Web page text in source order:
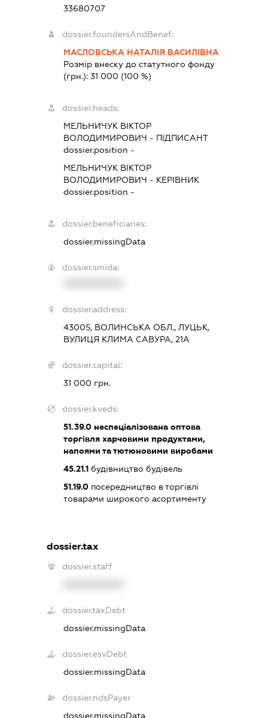
33680707
dossier.foundersAndBenef:
МАСЛОВСЬКА НАТАЛІЯ ВАСИЛІВНА
Розмір внеску до статутного фонду
(грн.):31 000 (100 %)
dossier.heads:
МЕЛЬНИЧУК ВІКТОР
ВОЛОДИМИРОВИЧ - ПІДПИСАНТ
dossier.position -
МЕЛЬНИЧУК ВІКТОР
ВОЛОДИМИРОВИЧ - КЕРІВНИК
dossier.position -
dossier.beneficiaries:
dossier.missingData
dossier.smida:
dossier.address:
43005, ВОЛИНСЬКА ОБЛ., ЛУЦЬК,
ВУЛИЦЯ КЛИМА САВУРА, 21А
dossier.capital:
31 000 грн.
dossier.kveds:
51.39.0 неспеціалізована оптова
торгівля харчовими продуктами,
напоями та тютюновими виробами
45.21.1 будівництво будівель
51.19.0 посередництво в торгівлі
товарами широкого асортименту
dossier.tax
dossier.staff
dossier.taxDebt
dossier.missingData
dossier.esvDebt
dossier.missingData
dossier.ndsPayer
dossier.missingData